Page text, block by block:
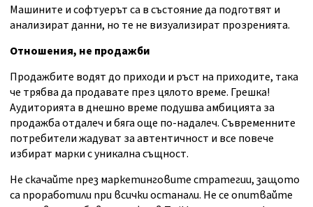
Машините и софтуерът са в състояние да подготвят и
анализират данни, но те не визуализират прозренията.
Отношения, не продажби
Продажбите водят до приходи и ръст на приходите, така
че трябва да продавате през цялото време. Грешка!
Аудиторията в днешно време подушва амбицията за
продажба отдалеч и бяга още по-надалеч. Съвременните
потребители жадуват за автентичност и все повече
избират марки с уникална същност.
Не скачайте през маркетинговите стратегии, защото
са проработили при всички останали. Не се опитвайте